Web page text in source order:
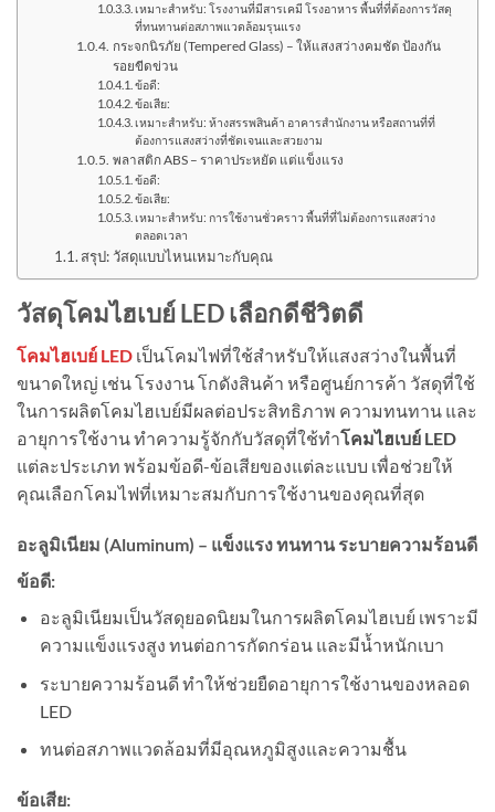
เหมาะสำหรับ: โรงงานที่มีสารเคมี โรงอาหาร พื้นที่ที่ต้องการวัสดุ
ที่ทนทานต่อสภาพแวดล้อมรุนแรง
กระจกนิรภัย (Tempered Glass) – ให้แสงสว่างคมชัด ป้องกัน
รอยขีดข่วน
ข้อดี:
ข้อเสีย:
เหมาะสำหรับ: ห้างสรรพสินค้า อาคารสำนักงาน หรือสถานที่ที่
ต้องการแสงสว่างที่ชัดเจนและสวยงาม
พลาสติก ABS – ราคาประหยัด แต่แข็งแรง
ข้อดี:
ข้อเสีย:
เหมาะสำหรับ: การใช้งานชั่วคราว พื้นที่ที่ไม่ต้องการแสงสว่าง
ตลอดเวลา
สรุป: วัสดุแบบไหนเหมาะกับคุณ
วัสดุโคมไฮเบย์ LED เลือกดีชีวิตดี
โคมไฮเบย์ LED เป็นโคมไฟที่ใช้สำหรับให้แสงสว่างในพื้นที่
ขนาดใหญ่ เช่น โรงงาน โกดังสินค้า หรือศูนย์การค้า วัสดุที่ใช้
ในการผลิตโคมไฮเบย์มีผลต่อประสิทธิภาพ ความทนทาน และ
อายุการใช้งาน ทำความรู้จักกับวัสดุที่ใช้ทำโคมไฮเบย์ LED
แต่ละประเภท พร้อมข้อดี-ข้อเสียของแต่ละแบบ เพื่อช่วยให้
คุณเลือกโคมไฟที่เหมาะสมกับการใช้งานของคุณที่สุด
อะลูมิเนียม (Aluminum) – แข็งแรง ทนทาน ระบายความร้อนดี
ข้อดี:
อะลูมิเนียมเป็นวัสดุยอดนิยมในการผลิตโคมไฮเบย์ เพราะมี
ความแข็งแรงสูง ทนต่อการกัดกร่อน และมีน้ำหนักเบา
ระบายความร้อนดี ทำให้ช่วยยืดอายุการใช้งานของหลอด
LED
ทนต่อสภาพแวดล้อมที่มีอุณหภูมิสูงและความชื้น
ข้อเสีย: